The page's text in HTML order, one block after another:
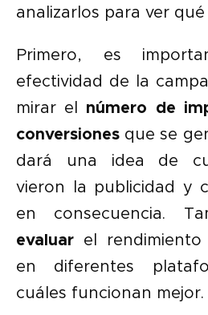
analizarlos para ver
Primero, es
efectividad de la
mirar el número de
conversiones que se
dará una idea de
vieron la publicidad y
en consecuencia.
evaluar el
en diferentes
cuáles funcionan mejor.